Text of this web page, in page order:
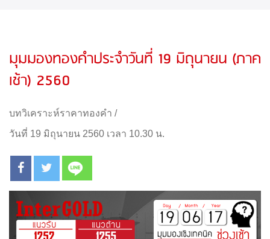
มุมมองทองคำประจำวันที่ 19 มิถุนายน (ภาค
เช้า) 2560
บทวิเคราะห์ราคาทองคำ /
วันที่ 19 มิถุนายน 2560 เวลา 10.30 น.